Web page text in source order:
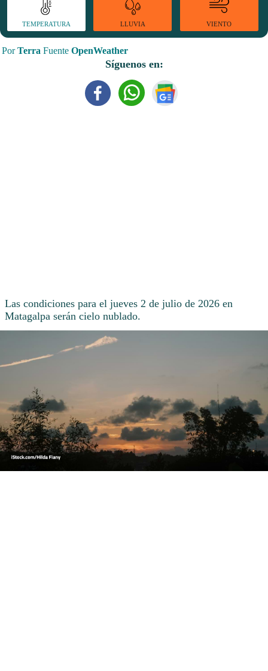
TEMPERATURA LLUVIA VIENTO
PorTerra Fuente OpenWeather
Síguenos en:
Las condiciones para el jueves 2 de julio de 2026 en
Matagalpa serán cielo nublado.